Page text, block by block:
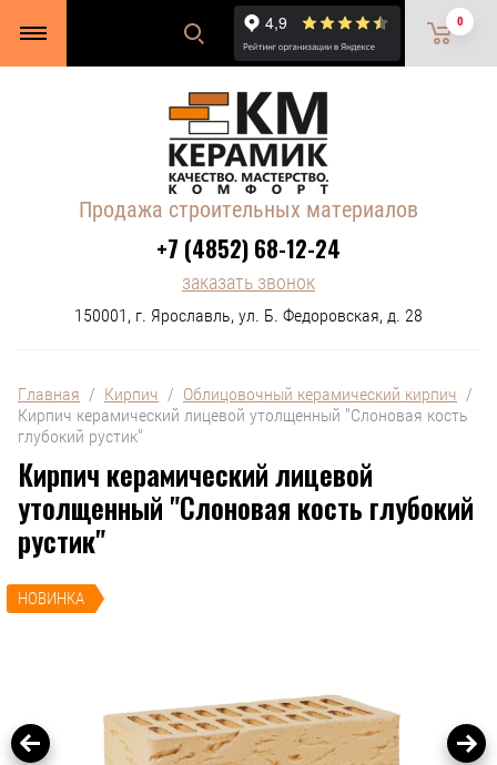
0
Продажа строительных материалов
+7 (4852) 68-12-24
заказать звонок
150001, г. Ярославль, ул. Б. Федоровская, д. 28
Главная
  /
Кирпич
  /
Облицовочный керамический кирпич
  /
Кирпич керамический лицевой утолщенный "Слоновая кость
глубокий рустик"
Кирпич керамический лицевой
утолщенный "Слоновая кость глубокий
рустик"
НОВИНКА